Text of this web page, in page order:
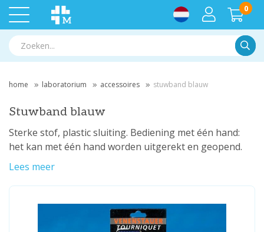
0
home laboratorium accessoires stuwband blauw
Stuwband blauw
Sterke stof, plastic sluiting. Bediening met één hand:
het kan met één hand worden uitgerekt en geopend.
Lees meer